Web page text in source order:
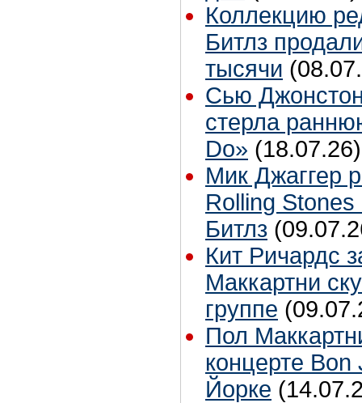
Коллекцию
Битлз
тысячи
Сью
стерла
Do» (18.07.26)
Мик Джаггер
Rolling Stones
Битлз
Кит Ричардс
Маккартни
группе
Пол
концерте
Йорке